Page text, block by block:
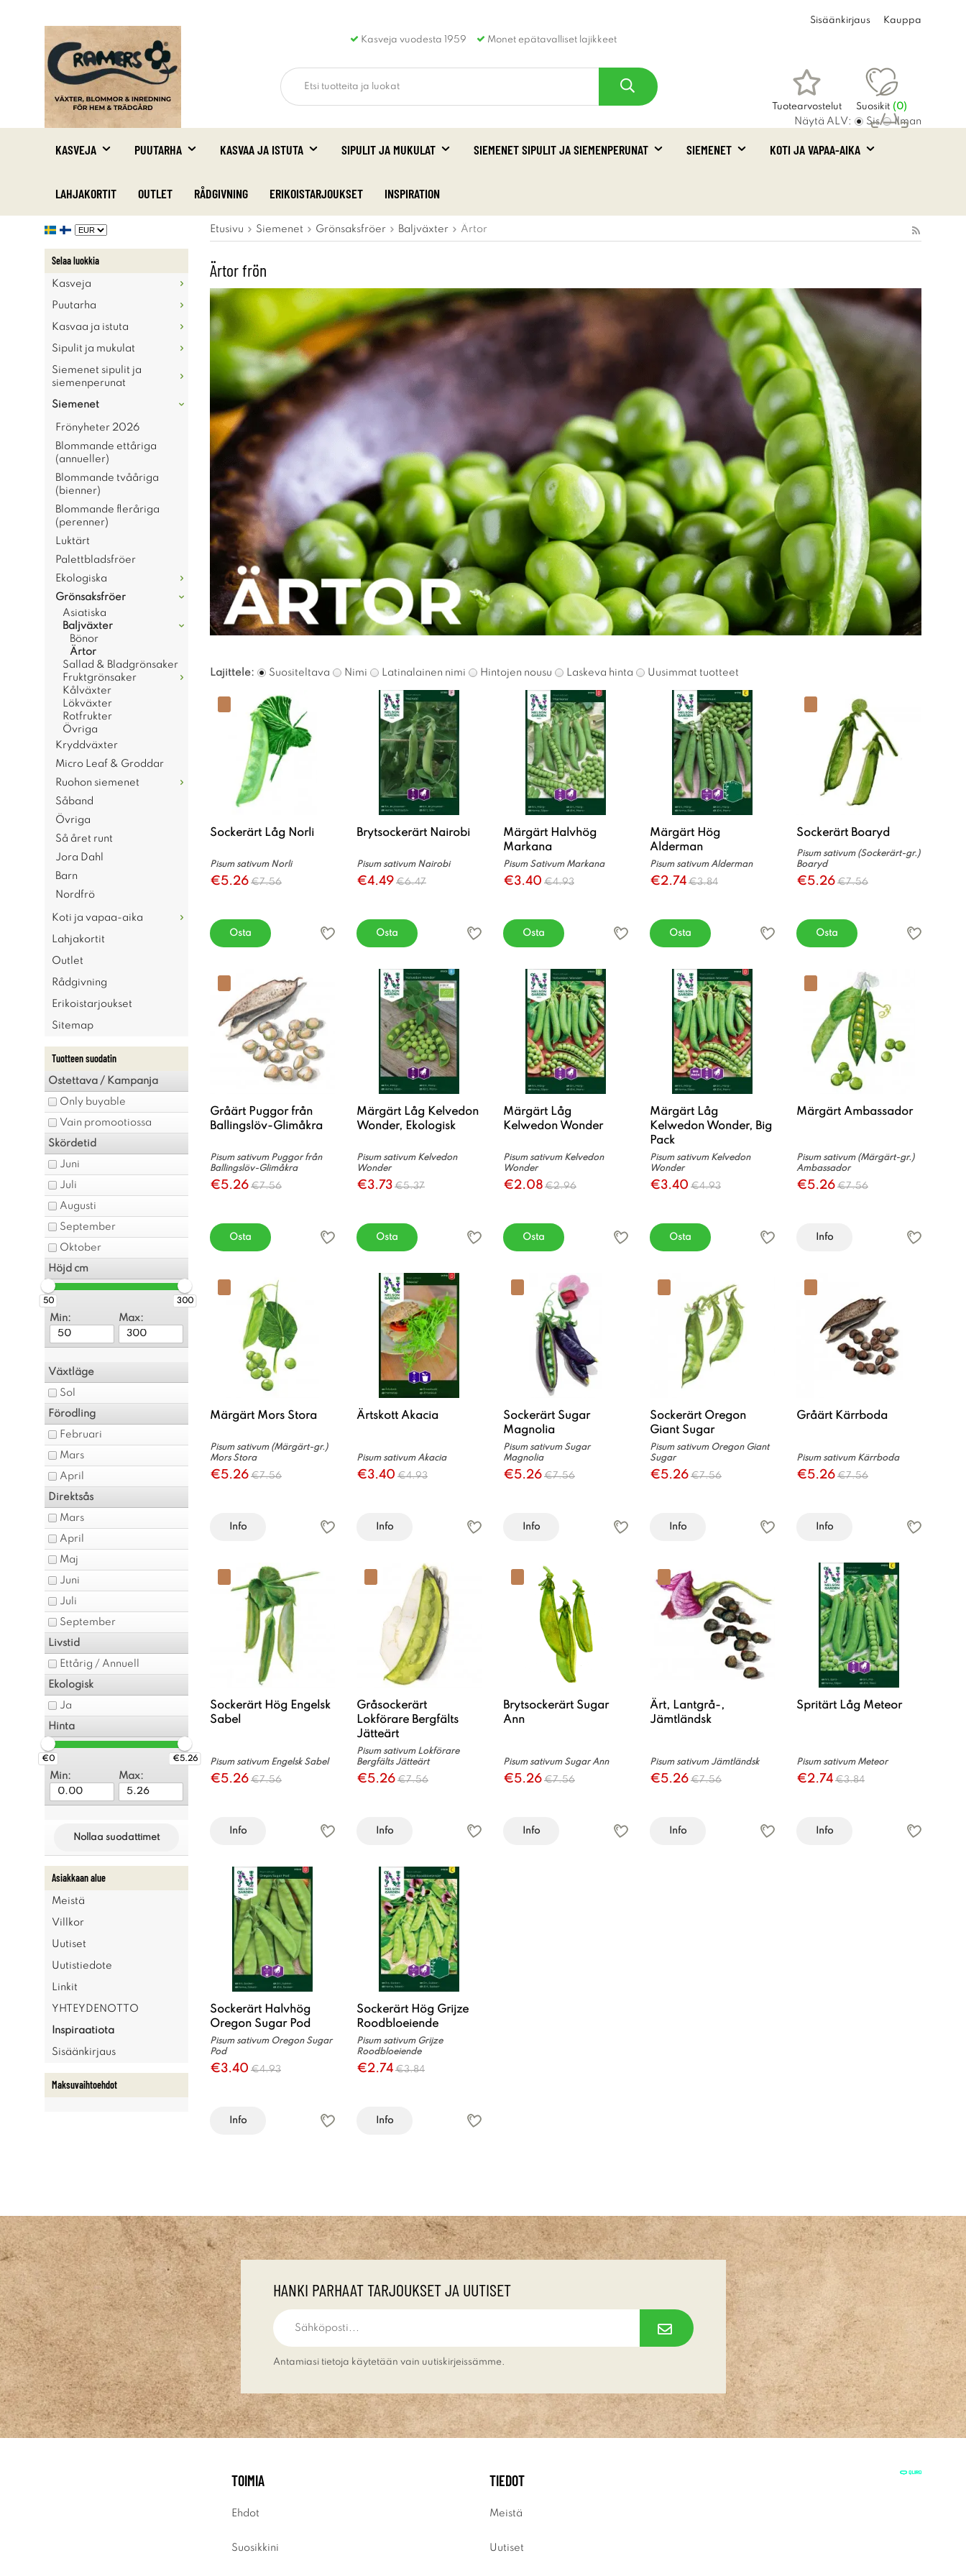
Kasveja vuodesta 1959 Monet epätavalliset lajikkeet
Sisäänkirjaus Kauppa
Tuotearvostelut Suosikit (0)
Ostoskori
Näytä ALV: Sis Ilman
KASVEJA PUUTARHA KASVAA JA ISTUTA SIPULIT JA MUKULAT SIEMENET SIPULIT JA SIEMENPERUNAT SIEMENET KOTI JA VAPAA-AIKA
LAHJAKORTIT OUTLET RÅDGIVNING ERIKOISTARJOUKSET INSPIRATION
Selaa luokkia
Kasveja
Puutarha
Kasvaa ja istuta
Sipulit ja mukulat
Siemenet sipulit ja
siemenperunat
Siemenet
Frönyheter 2026
Blommande ettåriga
(annueller)
Blommande tvååriga
(bienner)
Blommande fleråriga
(perenner)
Luktärt
Palettbladsfröer
Ekologiska
Grönsaksfröer
Asiatiska
Baljväxter
Bönor
Ärtor
Sallad & Bladgrönsaker
Fruktgrönsaker
Kålväxter
Lökväxter
Rotfrukter
Övriga
Kryddväxter
Micro Leaf & Groddar
Ruohon siemenet
Såband
Övriga
Så året runt
Jora Dahl
Barn
Nordfrö
Koti ja vapaa-aika
Lahjakortit
Outlet
Rådgivning
Erikoistarjoukset
Sitemap
Tuotteen suodatin
Ostettava / Kampanja
Only buyable
Vain promootiossa
Skördetid
Juni
Juli
Augusti
September
Oktober
Höjd cm
50 300
Min: Max:
Växtläge
Sol
Förodling
Februari
Mars
April
Direktsås
Mars
April
Maj
Juni
Juli
September
Livstid
Ettårig / Annuell
Ekologisk
Ja
Hinta
€0 €5.26
Min: Max:
Nollaa suodattimet
Asiakkaan alue
Meistä
Villkor
Uutiset
Uutistiedote
Linkit
YHTEYDENOTTO
Inspiraatiota
Sisäänkirjaus
Maksuvaihtoehdot
Etusivu Siemenet Grönsaksfröer Baljväxter Ärtor
Ärtor frön
Lajittele: Suositeltava Nimi Latinalainen nimi Hintojen nousu Laskeva hinta Uusimmat tuotteet
Sockerärt Låg Norli
Pisum sativum Norli
€5.26 €7.56
Osta
Brytsockerärt Nairobi
Pisum sativum Nairobi
€4.49 €6.47
Osta
Märgärt Halvhög
Markana
Pisum Sativum Markana
€3.40 €4.93
Osta
Märgärt Hög
Alderman
Pisum sativum Alderman
€2.74 €3.84
Osta
Sockerärt Boaryd
Pisum sativum (Sockerärt-gr.)
Boaryd
€5.26 €7.56
Osta
Gråärt Puggor från
Ballingslöv-Glimåkra
Pisum sativum Puggor från
Ballingslöv-Glimåkra
€5.26 €7.56
Osta
Märgärt Låg Kelvedon
Wonder, Ekologisk
Pisum sativum Kelvedon
Wonder
€3.73 €5.37
Osta
Märgärt Låg
Kelwedon Wonder
Pisum sativum Kelvedon
Wonder
€2.08 €2.96
Osta
Märgärt Låg
Kelwedon Wonder, Big
Pack
Pisum sativum Kelvedon
Wonder
€3.40 €4.93
Osta
Märgärt Ambassador
Pisum sativum (Märgärt-gr.)
Ambassador
€5.26 €7.56
Info
Märgärt Mors Stora
Pisum sativum (Märgärt-gr.)
Mors Stora
€5.26 €7.56
Info
Ärtskott Akacia
Pisum sativum Akacia
€3.40 €4.93
Info
Sockerärt Sugar
Magnolia
Pisum sativum Sugar
Magnolia
€5.26 €7.56
Info
Sockerärt Oregon
Giant Sugar
Pisum sativum Oregon Giant
Sugar
€5.26 €7.56
Info
Gråärt Kärrboda
Pisum sativum Kärrboda
€5.26 €7.56
Info
Sockerärt Hög Engelsk
Sabel
Pisum sativum Engelsk Sabel
€5.26 €7.56
Info
Gråsockerärt
Lokförare Bergfälts
Jätteärt
Pisum sativum Lokförare
Bergfälts Jätteärt
€5.26 €7.56
Info
Brytsockerärt Sugar
Ann
Pisum sativum Sugar Ann
€5.26 €7.56
Info
Ärt, Lantgrå-,
Jämtländsk
Pisum sativum Jämtländsk
€5.26 €7.56
Info
Spritärt Låg Meteor
Pisum sativum Meteor
€2.74 €3.84
Info
Sockerärt Halvhög
Oregon Sugar Pod
Pisum sativum Oregon Sugar
Pod
€3.40 €4.93
Info
Sockerärt Hög Grijze
Roodbloeiende
Pisum sativum Grijze
Roodbloeiende
€2.74 €3.84
Info
HANKI PARHAAT TARJOUKSET JA UUTISET
Antamiasi tietoja käytetään vain uutiskirjeissämme.
TOIMIA
Ehdot
Suosikkini
TIEDOT
Meistä
Uutiset